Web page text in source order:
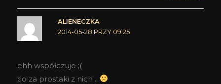
ALIENECZKA
2014-05-28 PRZY 09:25
ehh współczuje ;(
co za prostaki z nich ..